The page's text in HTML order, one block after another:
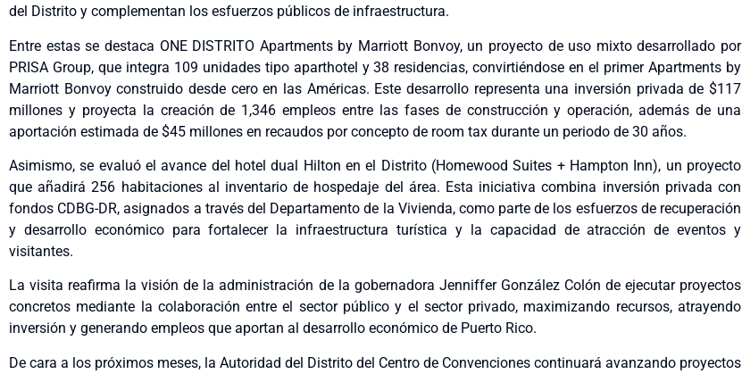
del Distrito y complementan los esfuerzos públicos de infraestructura.
Entre estas se destaca ONE DISTRITO Apartments by Marriott Bonvoy, un proyecto de uso mixto desarrollado por
PRISA Group, que integra 109 unidades tipo aparthotel y 38 residencias, convirtiéndose en el primer Apartments by
Marriott Bonvoy construido desde cero en las Américas. Este desarrollo representa una inversión privada de $117
millones y proyecta la creación de 1,346 empleos entre las fases de construcción y operación, además de una
aportación estimada de $45 millones en recaudos por concepto de room tax durante un periodo de 30 años.
Asimismo, se evaluó el avance del hotel dual Hilton en el Distrito (Homewood Suites + Hampton Inn), un proyecto
que añadirá 256 habitaciones al inventario de hospedaje del área. Esta iniciativa combina inversión privada con
fondos CDBG-DR, asignados a través del Departamento de la Vivienda, como parte de los esfuerzos de recuperación
y desarrollo económico para fortalecer la infraestructura turística y la capacidad de atracción de eventos y
visitantes.
La visita reafirma la visión de la administración de la gobernadora Jenniffer González Colón de ejecutar proyectos
concretos mediante la colaboración entre el sector público y el sector privado, maximizando recursos, atrayendo
inversión y generando empleos que aportan al desarrollo económico de Puerto Rico.
De cara a los próximos meses, la Autoridad del Distrito del Centro de Convenciones continuará avanzando proyectos